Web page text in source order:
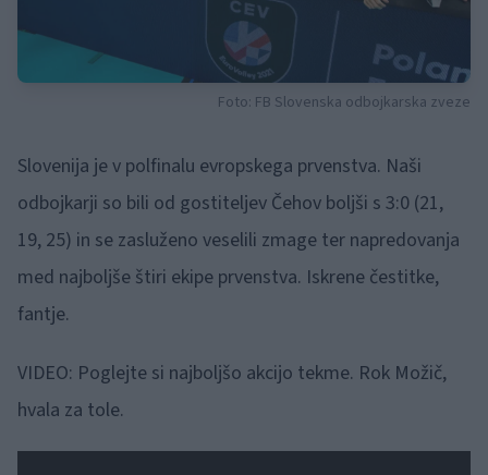
Foto: FB Slovenska odbojkarska zveze
Slovenija je v polfinalu evropskega prvenstva. Naši
odbojkarji so bili od gostiteljev Čehov boljši s 3:0 (21,
19, 25) in se zasluženo veselili zmage ter napredovanja
med najboljše štiri ekipe prvenstva. Iskrene čestitke,
fantje.
VIDEO: Poglejte si najboljšo akcijo tekme. Rok Možič,
hvala za tole.